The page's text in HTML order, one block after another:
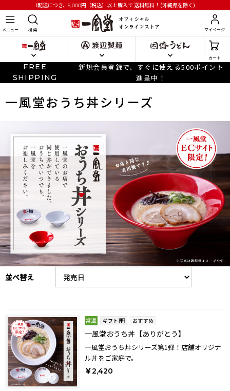
1配送につき、5,000円 （税込）以上購入で送料無料！(沖縄県を除く)
メニュー 検 索 マイページ
カート
FREE
SHIPPING
新規会員登録で、すぐに使える500ポイント
進呈中！
一風堂おうち丼シリーズ
並べ替え
一風堂おうち丼【ありがとう】
一風堂おうち丼シリーズ第1弾！店舗オリジナ
ル丼をご家庭で。
￥2,420